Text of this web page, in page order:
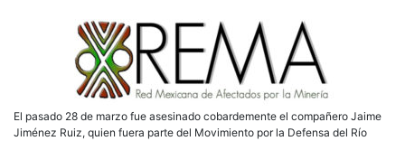
El pasado 28 de marzo fue asesinado cobardemente el compañero Jaime
Jiménez Ruiz, quien fuera parte del Movimiento por la Defensa del Río